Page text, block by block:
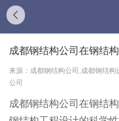
成都钢结构公司在钢结
来源：成都钢结构公司,成都钢结
公司
成都钢结构公司在钢结